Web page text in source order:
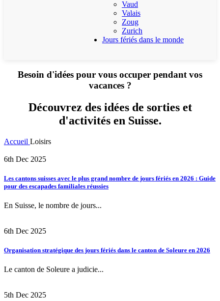
Vaud
Valais
Zoug
Zurich
Jours fériés dans le monde
Besoin d'idées pour vous occuper pendant vos
vacances ?
Découvrez des idées de sorties et
d'activités en Suisse.
Accueil Loisirs
6th Dec 2025
Les cantons suisses avec le plus grand nombre de jours fériés en 2026 : Guide
pour des escapades familiales réussies
En Suisse, le nombre de jours...
6th Dec 2025
Organisation stratégique des jours fériés dans le canton de Soleure en 2026
Le canton de Soleure a judicie...
5th Dec 2025